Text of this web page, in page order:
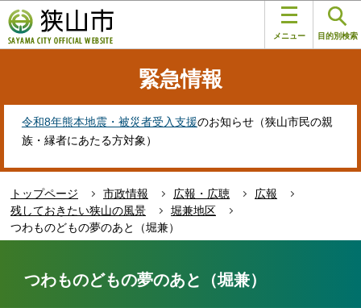
の
ペ
す
メニュー 目的別検索
緊急情報
令和8年熊本地震・被災者受入支援のお知らせ（狭山市民の親
族・縁者にあたる方対象）
トップページ 市政情報 広報・広聴
広報
残しておきたい狭山の風景
堀兼地区
つわものどもの夢のあと（堀兼）
つわものどもの夢のあと（堀兼）